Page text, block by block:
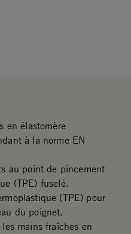
en élastomère
à la norme EN
au point de pincement
(TPE) fuselé.
(TPE) pour
du poignet.
mains fraîches en